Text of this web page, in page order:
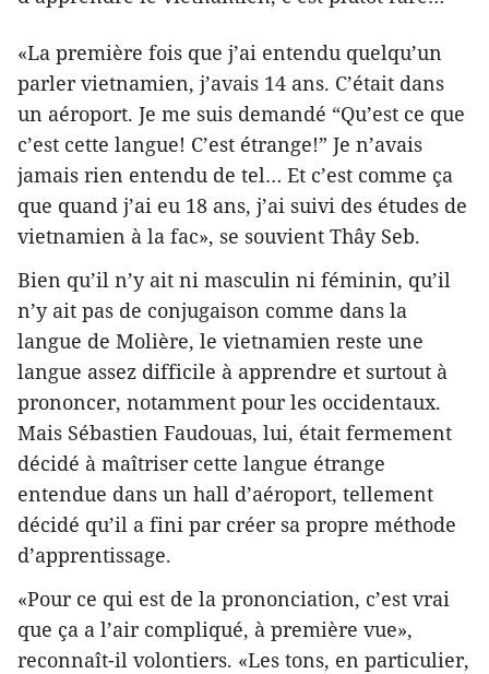
«La première fois que j’ai entendu quelqu’un
parler vietnamien, j’avais 14 ans. C’était dans
un aéroport. Je me suis demandé “Qu’est ce que
c’est cette langue! C’est étrange!” Je n’avais
jamais rien entendu de tel… Et c’est comme ça
que quand j’ai eu 18 ans, j’ai suivi des études de
vietnamien à la fac», se souvient Thây Seb.
Bien qu’il n’y ait ni masculin ni féminin, qu’il
n’y ait pas de conjugaison comme dans la
langue de Molière, le vietnamien reste une
langue assez difficile à apprendre et surtout à
prononcer, notamment pour les occidentaux.
Mais Sébastien Faudouas, lui, était fermement
décidé à maîtriser cette langue étrange
entendue dans un hall d’aéroport, tellement
décidé qu’il a fini par créer sa propre méthode
d’apprentissage.
«Pour ce qui est de la prononciation, c’est vrai
que ça a l’air compliqué, à première vue»,
reconnaît-il volontiers. «Les tons, en particulier,